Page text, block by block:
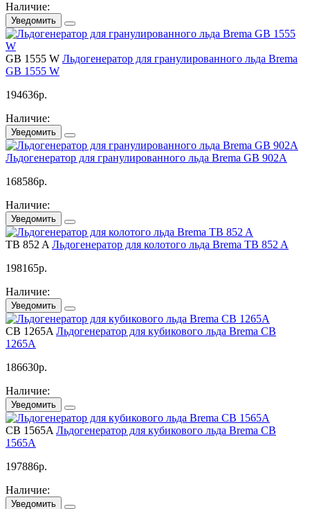
Наличие:
Уведомить
GВ 1555 W Льдогенератор для гранулированного льда Brema
GВ 1555 W
194636р.
Наличие:
Уведомить
Льдогенератор для гранулированного льда Brema GВ 902A
168586р.
Наличие:
Уведомить
TB 852 A Льдогенератор для колотого льда Brema TB 852 A
198165р.
Наличие:
Уведомить
CB 1265A Льдогенератор для кубикового льда Brema CB
1265A
186630р.
Наличие:
Уведомить
CB 1565A Льдогенератор для кубикового льда Brema CB
1565A
197886р.
Наличие:
Уведомить